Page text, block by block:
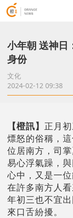
小年朝 送神日
身份
文化
2024-02-12 09:38
【橙訊】 正月
熛怒的俗稱，
位居南方，司
易心浮氣躁，
心中，又是一
在許多南方人
年初三也不宜
來口舌紛擾。